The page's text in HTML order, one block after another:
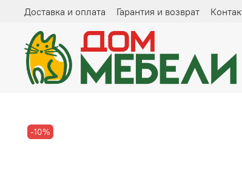
Доставка и оплата Гарантия и возврат
-10%